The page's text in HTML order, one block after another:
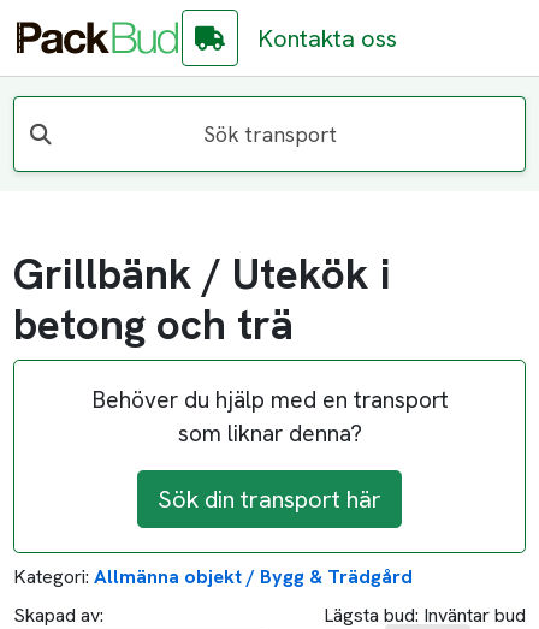
Kontakta oss
Sök transport
Grillbänk / Utekök i
betong och trä
Behöver du hjälp med en transport
som liknar denna?
Sök din transport här
Kategori: Allmänna objekt / Bygg & Trädgård
Skapad av:
Lägsta bud: Inväntar bud